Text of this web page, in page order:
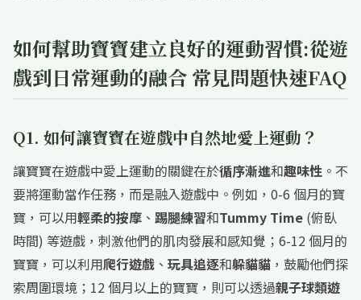
如何幫助寶寶建立良好的運動習慣:從遊
戲到日常運動的融合 常見問題快速FAQ
Q1. 如何讓寶寶在遊戲中自然地愛上運動？
讓寶寶在遊戲中愛上運動的關鍵在於循序漸進和趣味性 。不
要將運動當作任務，而是融入遊戲中。例如，0-6 個月的寶
寶，可以用輕柔的按摩 、 踢腿練習和Tummy Time (俯臥
時間) 等遊戲，刺激他們的肌肉發展和感知覺；6-12 個月的
寶寶，可以利用爬行遊戲 、 玩具追逐和躲貓貓 ，鼓勵他們探
索周圍環境；12 個月以上的寶寶，則可以透過親子球類遊